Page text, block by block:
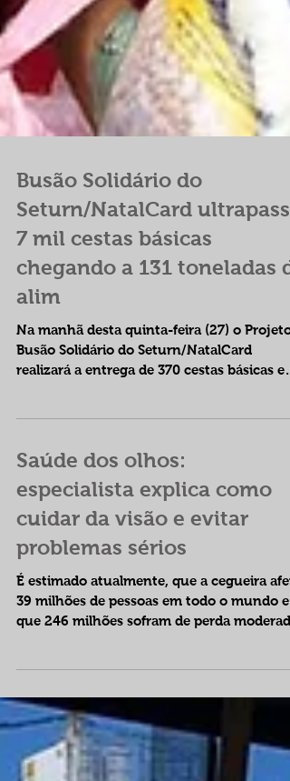
Busão Solidário do
Seturn/NatalCard ultrapassa
7 mil cestas básicas
chegando a 131 toneladas
alim
Na manhã desta quinta-feira (27) o Projeto
Busão Solidário do Seturn/NatalCard
kits de...
Saúde dos olhos:
especialista explica como
cuidar da visão e evitar
problemas sérios
É estimado atualmente, que a cegueira
39 milhões de pessoas em todo o mundo e
ou severa da...